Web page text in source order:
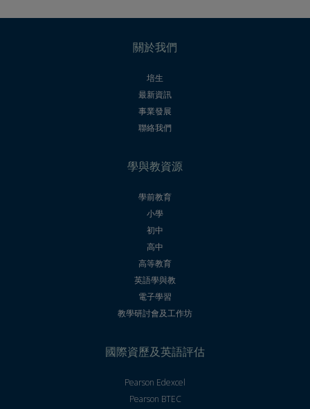
關於我們
培生
最新資訊
事業發展
聯絡我們
學與教資源
學前教育
小學
初中
高中
高等教育
英語學與教
電子學習
教學研討會及工作坊
國際資歷及英語評估
Pearson Edexcel
Pearson BTEC